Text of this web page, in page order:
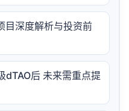
目深度解析与投资前
后 未来需重点提